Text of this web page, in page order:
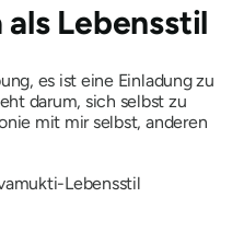
Lebensstil
es ist eine Einladung zu
darum, sich selbst zu
mit mir selbst, anderen
Lebensstil